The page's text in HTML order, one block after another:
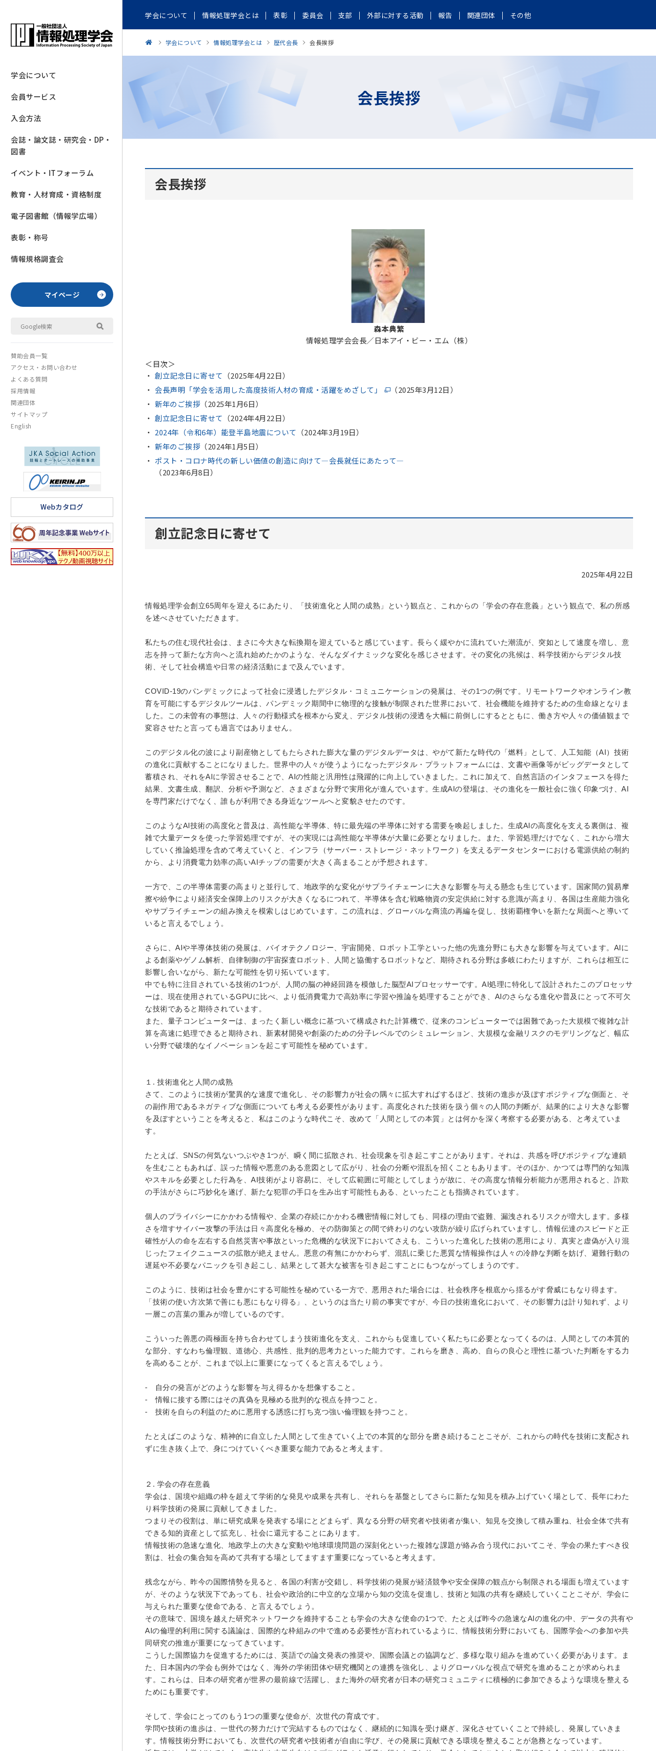
学会について
会員サービス
入会方法
会誌・論文誌・研究会・DP・
図書
イベント・ITフォーラム
教育・人材育成・資格制度
電子図書館（情報学広場）
表彰・称号
情報規格調査会
マイページ
賛助会員一覧
アクセス・お問い合わせ
よくある質問
採用情報
関連団体
サイトマップ
English
学会について 情報処理学会とは 表彰 委員会 支部 外部に対する活動 報告 関連団体 その他
学会について 情報処理学会とは 歴代会長 会長挨拶
会長挨拶
会長挨拶
森本典繁
情報処理学会会長／日本アイ・ビー・エム（株）
＜目次＞
創立記念日に寄せて （2025年4月22日）
会長声明「学会を活用した高度技術人材の育成・活躍をめざして」
（2025年3月12日）
新年のご挨拶 （2025年1月6日）
創立記念日に寄せて （2024年4月22日）
2024年（令和6年）能登半島地震について （2024年3月19日）
新年のご挨拶 （2024年1月5日）
ポスト・コロナ時代の新しい価値の創造に向けて—会長就任にあたって—
（2023年6月8日）
創立記念日に寄せて
2025年4月22日
情報処理学会創立65周年を迎えるにあたり、「技術進化と人間の成熟」という観点と、これからの「学会の存在意義」という観点で、私の所感
を述べさせていただきます。
私たちの住む現代社会は、まさに今大きな転換期を迎えていると感じています。長らく緩やかに流れていた潮流が、突如として速度を増し、意
志を持って新たな方向へと流れ始めたかのような、そんなダイナミックな変化を感じさせます。その変化の兆候は、科学技術からデジタル技
術、そして社会構造や日常の経済活動にまで及んでいます。
COVID-19のパンデミックによって社会に浸透したデジタル・コミュニケーションの発展は、その1つの例です。リモートワークやオンライン教
育を可能にするデジタルツールは、パンデミック期間中に物理的な接触が制限された世界において、社会機能を維持するための生命線となりま
した。この未曽有の事態は、人々の行動様式を根本から変え、デジタル技術の浸透を大幅に前倒しにするとともに、働き方や人々の価値観まで
変容させたと言っても過言ではありません。
このデジタル化の波により副産物としてもたらされた膨大な量のデジタルデータは、やがて新たな時代の「燃料」として、人工知能（AI）技術
の進化に貢献することになりました。世界中の人々が使うようになったデジタル・プラットフォームには、文書や画像等がビッグデータとして
蓄積され、それをAIに学習させることで、 AIの性能と汎用性は飛躍的に向上していきました。これに加えて、自然言語のインタフェースを得た
結果、文書生成、翻訳、分析や予測など、さまざまな分野で実用化が進んでいます。生成AIの登場は、その進化を一般社会に強く印象づけ、 AI
を専門家だけでなく、誰もが利用できる身近なツールへと変貌させたのです。
このようなAI技術の高度化と普及は、高性能な半導体、特に最先端の半導体に対する需要を喚起しました。生成AIの高度化を支える裏側は、複
雑で大量データを使った学習処理ですが、その実現には高性能な半導体が大量に必要となりました。また、学習処理だけでなく、これから増大
していく推論処理を含めて考えていくと、インフラ（サーバー・ストレージ・ネットワーク）を支えるデータセンターにおける電源供給の制約
から、より消費電力効率の高いAIチップの需要が大きく高まることが予想されます。
一方で、この半導体需要の高まりと並行して、地政学的な変化がサプライチェーンに大きな影響を与える懸念も生じています。国家間の貿易摩
擦や紛争により経済安全保障上のリスクが大きくなるにつれて、半導体を含む戦略物資の安定供給に対する意識が高まり、各国は生産能力強化
やサプライチェーンの組み換えを模索しはじめています。この流れは、グローバルな商流の再編を促し、技術覇権争いを新たな局面へと導いて
いると言えるでしょう。
さらに、 AIや半導体技術の発展は、バイオテクノロジー、宇宙開発、ロボット工学といった他の先進分野にも大きな影響を与えています。 AIに
よる創薬やゲノム解析、自律制御の宇宙探査ロボット、人間と協働するロボットなど、期待される分野は多岐にわたりますが、これらは相互に
影響し合いながら、新たな可能性を切り拓いています。
中でも特に注目されている技術の1つが、人間の脳の神経回路を模倣した脳型AIプロセッサーです。 AI処理に特化して設計されたこのプロセッサ
ーは、現在使用されているGPUに比べ、より低消費電力で高効率に学習や推論を処理することができ、 AIのさらなる進化や普及にとって不可欠
な技術であると期待されています。
また、量子コンピューターは、まったく新しい概念に基づいて構成された計算機で、従来のコンピューターでは困難であった大規模で複雑な計
算を高速に処理できると期待され、新素材開発や創薬のための分子レベルでのシミュレーション、大規模な金融リスクのモデリングなど、幅広
い分野で破壊的なイノベーションを起こす可能性を秘めています。
１. 技術進化と人間の成熟
さて、このように技術が驚異的な速度で進化し、その影響力が社会の隅々に拡大すればするほど、技術の進歩が及ぼすポジティブな側面と、そ
の副作用であるネガティブな側面についても考える必要性があります。高度化された技術を扱う個々の人間の判断が、結果的により大きな影響
を及ぼすということを考えると、私はこのような時代こそ、改めて「人間としての本質」とは何かを深く考察する必要がある、と考えていま
す。
たとえば、 SNSの何気ないつぶやき 1つが、瞬く間に拡散され、社会現象を引き起こすことがあります。それは、共感を呼びポジティブな連鎖
を生むこともあれば、誤った情報や悪意のある意図として広がり、社会の分断や混乱を招くこともあります。そのほか、かつては専門的な知識
やスキルを必要とした行為を、 AI技術がより容易に、そして広範囲に可能としてしまうが故に、その高度な情報分析能力が悪用されると、詐欺
の手法がさらに巧妙化を遂げ、新たな犯罪の手口を生み出す可能性もある、といったことも指摘されています。
個人のプライバシーにかかわる情報や、企業の存続にかかわる機密情報に対しても、同様の理由で盗難、漏洩されるリスクが増大します。多様
さを増すサイバー攻撃の手法は日々高度化を極め、その防御策との間で終わりのない攻防が繰り広げられていますし、情報伝達のスピードと正
確性が人の命を左右する自然災害や事故といった危機的な状況下においてさえも、こういった進化した技術の悪用により、真実と虚偽が入り混
じったフェイクニュースの拡散が絶えません。悪意の有無にかかわらず、混乱に乗じた悪質な情報操作は人々の冷静な判断を妨げ、避難行動の
遅延や不必要なパニックを引き起こし、結果として甚大な被害を引き起こすことにもつながってしまうのです。
このように、技術は社会を豊かにする可能性を秘めている一方で、悪用された場合には、社会秩序を根底から揺るがす脅威にもなり得ます。
「技術の使い方次第で善にも悪にもなり得る」、というのは当たり前の事実ですが、今日の技術進化において、その影響力は計り知れず、より
一層この言葉の重みが増しているのです。
こういった善悪の両極面を持ち合わせてしまう技術進化を支え、これからも促進していく私たちに必要となってくるのは、人間としての本質的
な部分、すなわち倫理観、道徳心、共感性、批判的思考力といった能力です。これらを磨き、高め、自らの良心と理性に基づいた判断をする力
を高めることが、これまで以上に重要になってくると言えるでしょう。
-
自分の発言がどのような影響を与え得るかを想像すること。
-
情報に接する際にはその真偽を見極める批判的な視点を持つこと。
-
技術を自らの利益のために悪用する誘惑に打ち克つ強い倫理観を持つこと。
たとえばこのような、精神的に自立した人間として生きていく上での本質的な部分を磨き続けることこそが、これからの時代を技術に支配され
ずに生き抜く上で、身につけていくべき重要な能力であると考えます。
２. 学会の存在意義
学会は、国境や組織の枠を超えて学術的な発見や成果を共有し、それらを基盤としてさらに新たな知見を積み上げていく場として、長年にわた
り科学技術の発展に貢献してきました。
つまりその役割は、単に研究成果を発表する場にとどまらず、異なる分野の研究者や技術者が集い、知見を交換して積み重ね、社会全体で共有
できる知的資産として拡充し、社会に還元することにあります。
情報技術の急速な進化、地政学上の大きな変動や地球環境問題の深刻化といった複雑な課題が絡み合う現代においてこそ、学会の果たすべき役
割は、社会の集合知を高めて共有する場としてますます重要になっていると考えます。
残念ながら、昨今の国際情勢を見ると、各国の利害が交錯し、科学技術の発展が経済競争や安全保障の観点から制限される場面も増えています
が、そのような状況下であっても、社会や政治的に中立的な立場から知の交流を促進し、技術と知識の共有を継続していくことこそが、学会に
与えられた重要な使命である、と言えるでしょう。
その意味で、国境を越えた研究ネットワークを維持することも学会の大きな使命の1つで、 たとえば昨今の急速なAIの進化の中、データの共有や
AIの倫理的利用に関する議論は、国際的な枠組みの中で進める必要性が言われているように、情報技術分野においても、国際学会への参加や共
同研究の推進が重要になってきています。
こうした国際協力を促進するためには、英語での論文発表の推奨や、国際会議との協調など、多様な取り組みを進めていく必要があります。ま
た、日本国内の学会も例外ではなく、海外の学術団体や研究機関との連携を強化し、よりグローバルな視点で研究を進めることが求められま
す。これらは、日本の研究者が世界の最前線で活躍し、また海外の研究者が日本の研究コミュニティに積極的に参加できるような環境を整える
ためにも重要です。
そして、学会にとってのもう 1つの重要な使命が、次世代の育成です。
学問や技術の進歩は、一世代の努力だけで完結するものではなく、継続的に知識を受け継ぎ、深化させていくことで持続し、発展していきま
す。情報技術分野においても、次世代の研究者や技術者が自由に学び、その発展に貢献できる環境を整えることが急務となっています。